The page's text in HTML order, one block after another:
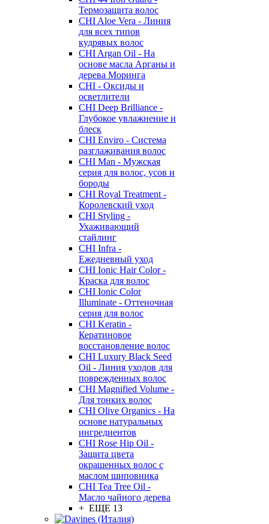
Термозащита волос
CHI Aloe Vera - Линия
для всех типов
кудрявых волос
CHI Argan Oil - На
основе масла Арганы и
дерева Моринга
CHI - Оксиды и
осветлители
CHI Deep Brilliance -
Глубокое увлажнение и
блеск
CHI Enviro - Система
разглаживания волос
CHI Man - Мужская
серия для волос, усов и
бороды
CHI Royal Treatment -
Королевский уход
CHI Styling -
Ухаживающий
стайлинг
CHI Infra -
Ежедневный уход
CHI Ionic Hair Color -
Краска для волос
CHI Ionic Color
Illuminate - Оттеночная
серия для волос
CHI Keratin -
Кератиновое
восстановление волос
CHI Luxury Black Seed
Oil - Линия уходов для
поврежденных волос
CHI Magnified Volume -
Для тонких волос
CHI Olive Organics - На
основе натуральных
ингредиентов
CHI Rose Hip Oil -
Защита цвета
окрашенных волос с
маслом шиповника
CHI Tea Tree Oil -
Масло чайного дерева
+ ЕЩЕ 13